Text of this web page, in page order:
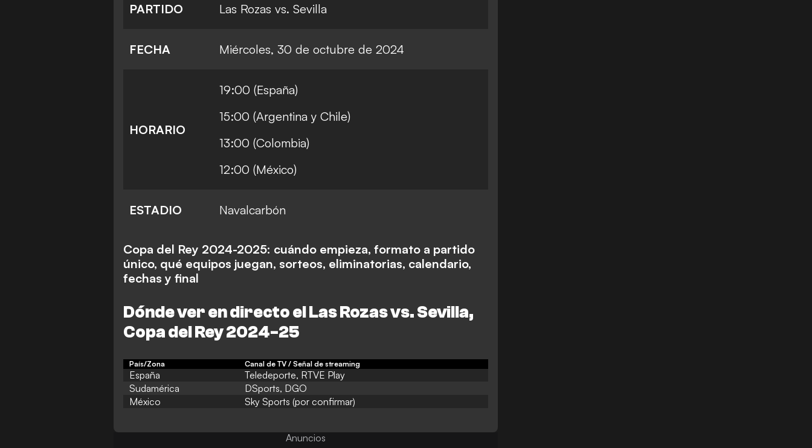
PARTIDO Las Rozas vs. Sevilla
FECHA Miércoles, 30 de octubre de 2024
HORARIO
19:00 (España)
15:00 (Argentina y Chile)
13:00 (Colombia)
12:00 (México)
ESTADIO Navalcarbón
Copa del Rey 2024-2025: cuándo empieza, formato a partido
único, qué equipos juegan, sorteos, eliminatorias, calendario,
fechas y final
Dónde ver en directo el Las Rozasvs. Sevilla,
Copa del Rey 2024-25
País/Zona Canal de TV / Señal de streaming
España
Teledeporte, RTVE Play
Sudamérica
DSports, DGO
México
Sky Sports (por confirmar)
Anuncios